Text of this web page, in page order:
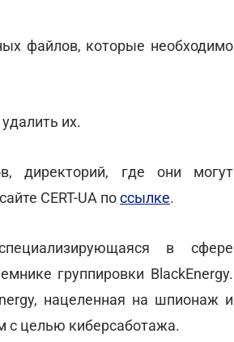
файлов, которые необходимо
их.
директорий, где они могут
CERT-UA поссылке.
в сфере
группировки BlackEnergy.
нацеленная на шпионаж и
с целью киберсаботажа.